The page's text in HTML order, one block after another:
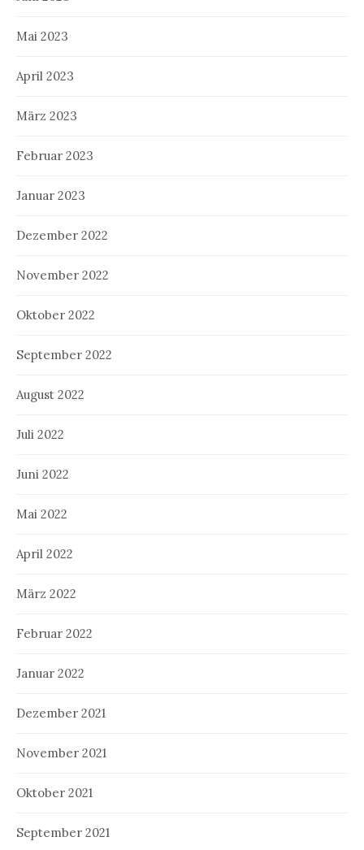
Mai 2023
April 2023
März 2023
Februar 2023
Januar 2023
Dezember 2022
November 2022
Oktober 2022
September 2022
August 2022
Juli 2022
Juni 2022
Mai 2022
April 2022
März 2022
Februar 2022
Januar 2022
Dezember 2021
November 2021
Oktober 2021
September 2021